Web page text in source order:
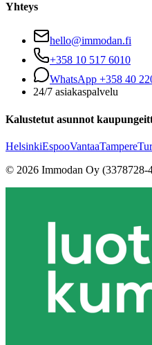
Yhteys
hello@immodan.fi
+358 10 517 6010
WhatsApp +358 40
24/7 asiakaspalvelu
Kalustetut asunnot
HelsinkiEspooVantaaTampere
© 2026 Immodan Oy (3378728-